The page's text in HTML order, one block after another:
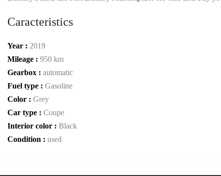
Caracteristics
Year : 2019
Mileage : 950 km
Gearbox : automatic
Fuel type : Gasoline
Color : Grey
Car type : Coupe
Interior color : Black
Condition : used